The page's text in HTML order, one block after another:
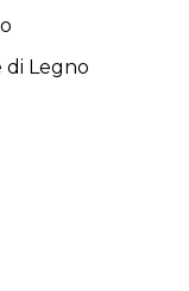
di Legno